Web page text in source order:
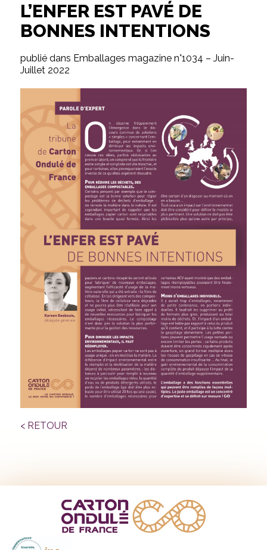
L’ENFER EST PAVÉ DE
BONNES INTENTIONS
publié dans Emballages magazine n°1034 – Juin-
Juillet 2022
< RETOUR